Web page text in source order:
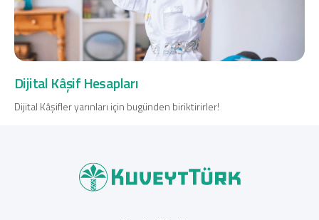
Dijital Kâşif Hesapları
Dijital Kâşifler yarınları için bugünden biriktirirler!